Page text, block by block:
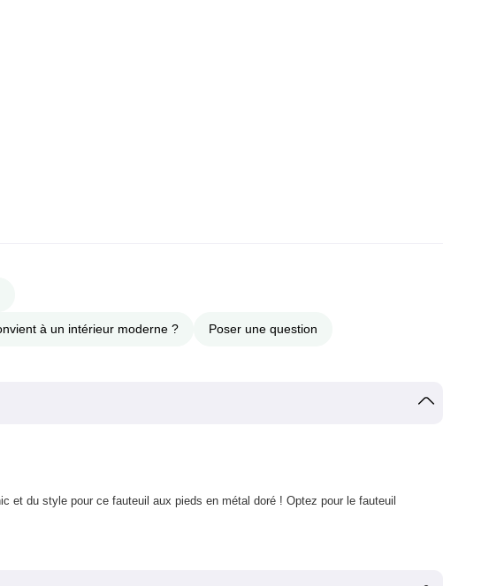
à un intérieur moderne ? Poser une question
du style pour ce fauteuil aux pieds en métal doré ! Optez pour le fauteuil